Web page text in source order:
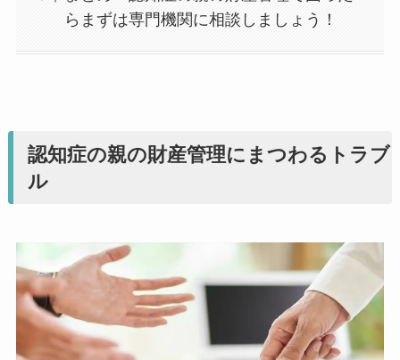
らまずは専門機関に相談しましょう！
認知症の親の財産管理にまつわるトラブ
ル